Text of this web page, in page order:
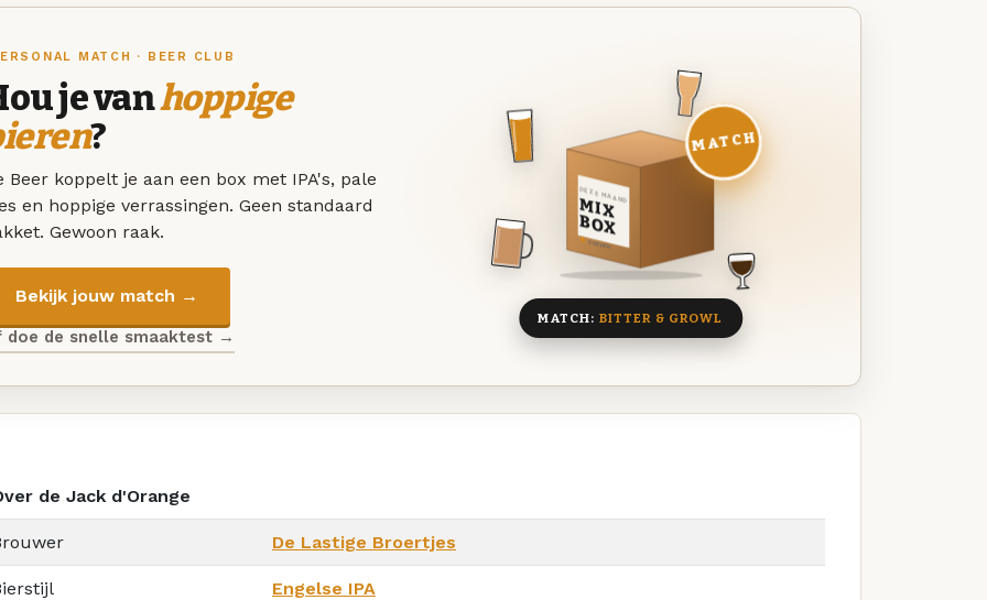
MATCH · BEER CLUB
je vanhoppige
?
Beer koppelt je aan een box met IPA's, pale
en hoppige verrassingen. Geen standaard
Gewoon raak.
Bekijk jouw match →
doe de snelle smaaktest →
DEZE MAAND
MIX
BOX
8 BIEREN
MATCH
MATCH: BITTER & GROWL
de Jack d'Orange
De Lastige Broertjes
Engelse IPA